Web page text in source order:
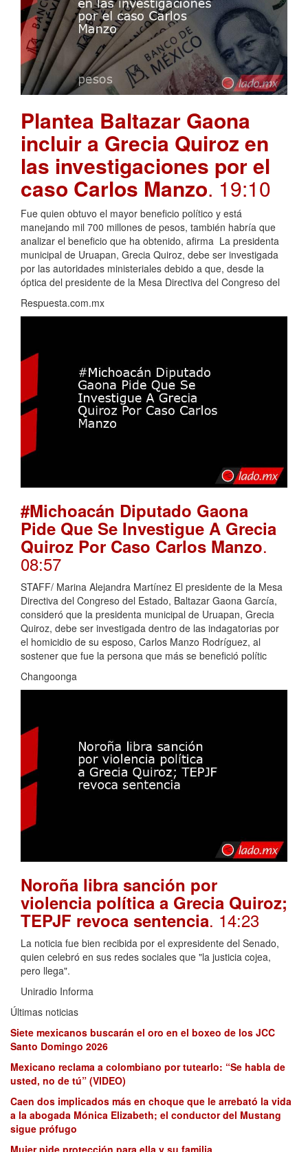
Plantea Baltazar Gaona
incluir a Grecia Quiroz en
las investigaciones por el
caso Carlos Manzo. 19:10
Fue quien obtuvo el mayor beneficio político y está
manejando mil 700 millones de pesos, también habría que
analizar el beneficio que ha obtenido, afirma La presidenta
municipal de Uruapan, Grecia Quiroz, debe ser investigada
por las autoridades ministeriales debido a que, desde la
óptica del presidente de la Mesa Directiva del Congreso del
Respuesta.com.mx
#Michoacán Diputado Gaona
Pide Que Se Investigue A Grecia
Quiroz Por Caso Carlos Manzo.
08:57
STAFF/ Marina Alejandra Martínez El presidente de la Mesa
Directiva del Congreso del Estado, Baltazar Gaona García,
consideró que la presidenta municipal de Uruapan, Grecia
Quiroz, debe ser investigada dentro de las indagatorias por
el homicidio de su esposo, Carlos Manzo Rodríguez, al
sostener que fue la persona que más se benefició polític
Changoonga
Noroña libra sanción por
violencia política a Grecia Quiroz;
TEPJF revoca sentencia. 14:23
La noticia fue bien recibida por el expresidente del Senado,
quien celebró en sus redes sociales que "la justicia cojea,
pero llega".
Uniradio Informa
Últimas noticias
Siete mexicanos buscarán el oro en el boxeo de los JCC
Santo Domingo 2026
Mexicano reclama a colombiano por tutearlo: “Se habla de
usted, no de tú” (VIDEO)
Caen dos implicados más en choque que le arrebató la vida
a la abogada Mónica Elizabeth; el conductor del Mustang
sigue prófugo
Mujer pide protección para ella y su familia